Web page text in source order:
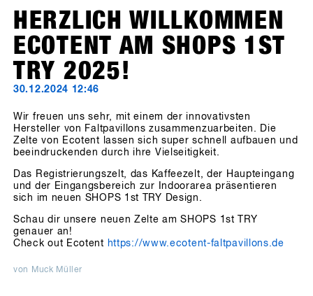
HERZLICH WILLKOMMEN
ECOTENT AM SHOPS 1ST
TRY 2025!
30.12.2024 12:46
Wir freuen uns sehr, mit einem der innovativsten
Hersteller von Faltpavillons zusammenzuarbeiten. Die
Zelte von Ecotent lassen sich super schnell aufbauen und
beeindruckenden durch ihre Vielseitigkeit.
Das Registrierungszelt, das Kaffeezelt, der Haupteingang
und der Eingangsbereich zur Indoorarea präsentieren
sich im neuen SHOPS 1st TRY Design.
Schau dir unsere neuen Zelte am SHOPS 1st TRY
genauer an!
Check out Ecotent https://www.ecotent-faltpavillons.de
von Muck Müller